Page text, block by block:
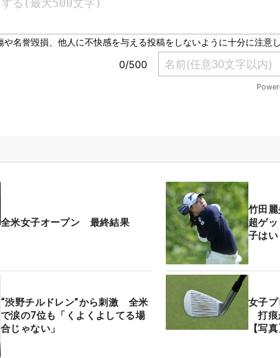
全米女子オープン 最終結果
竹田
超ゲ
子はい
“渋野チルドレン”から刺激 全米
で涙の7位も「くよくよしてる場
合じゃない」
女子プ
打痕
【写真